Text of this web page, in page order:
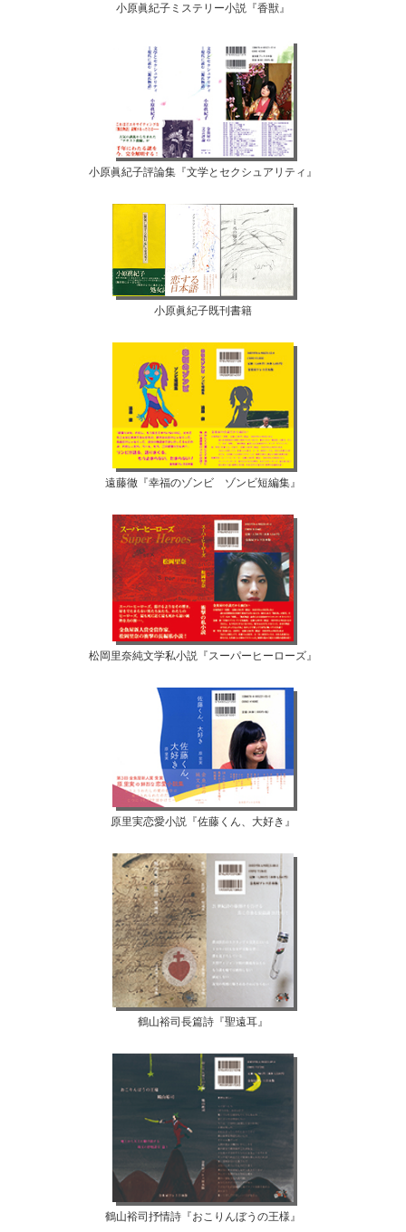
小原眞紀子ミステリー小説『香獣』
小原眞紀子評論集『文学とセクシュアリティ』
小原眞紀子既刊書籍
遠藤徹『幸福のゾンビ ゾンビ短編集』
松岡里奈純文学私小説『スーパーヒーローズ』
原里実恋愛小説『佐藤くん、大好き』
鶴山裕司長篇詩『聖遠耳』
鶴山裕司抒情詩『おこりんぼうの王様』